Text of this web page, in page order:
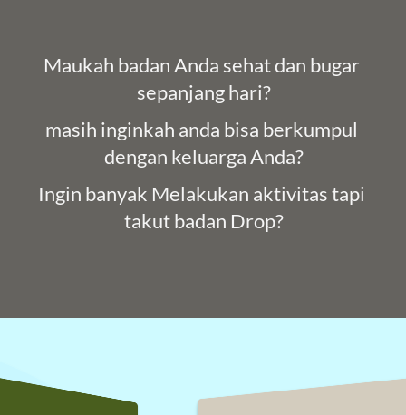
Maukah badan Anda sehat dan bugar
sepanjang hari?
masih inginkah anda bisa berkumpul
dengan keluarga Anda?
Ingin banyak Melakukan aktivitas tapi
takut badan Drop?